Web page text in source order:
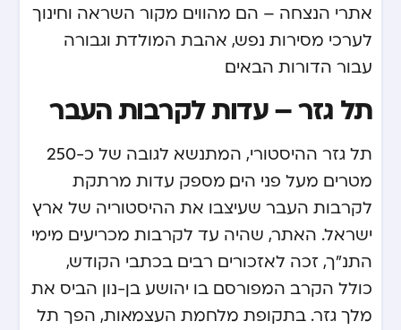
אתרי הנצחה – הם מהווים מקור השראה וחינוך
לערכי מסירות נפש, אהבת המולדת וגבורה
עבור הדורות הבאים.
תל גזר – עדות לקרבות העבר
תל גזר ההיסטורי, המתנשא לגובה של כ-250
מטרים מעל פני הים, מספק עדות מרתקת
לקרבות העבר שעיצבו את ההיסטוריה של ארץ
ישראל. האתר, שהיה עד לקרבות מכריעים מימי
התנ"ך, זכה לאזכורים רבים בכתבי הקודש,
כולל הקרב המפורסם בו יהושע בן-נון הביס את
מלך גזר. בתקופת מלחמת העצמאות, הפך תל